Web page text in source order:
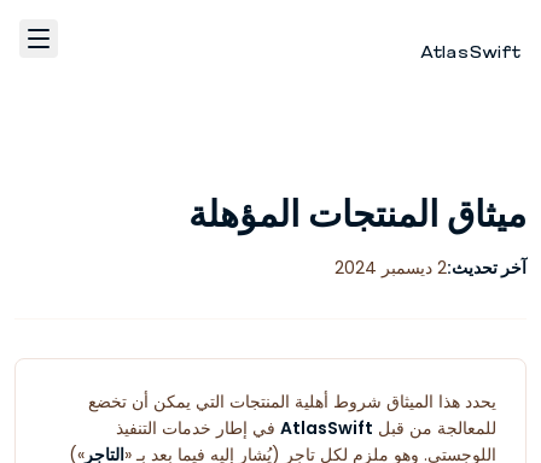
AtlasSwift
Fulfillment
WhatsApp Marketing
اتصل بنا
AR
ميثاق المنتجات المؤهلة
آخر تحديث:2 ديسمبر 2024
يحدد هذا الميثاق شروط أهلية المنتجات التي يمكن أن تخضع
للمعالجة من قبل AtlasSwift في إطار خدمات التنفيذ
اللوجستي. وهو ملزم لكل تاجر (يُشار إليه فيما بعد بـ «التاجر»)